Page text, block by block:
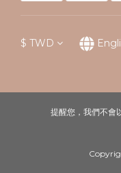
$ TWD
提醒您，我們不會